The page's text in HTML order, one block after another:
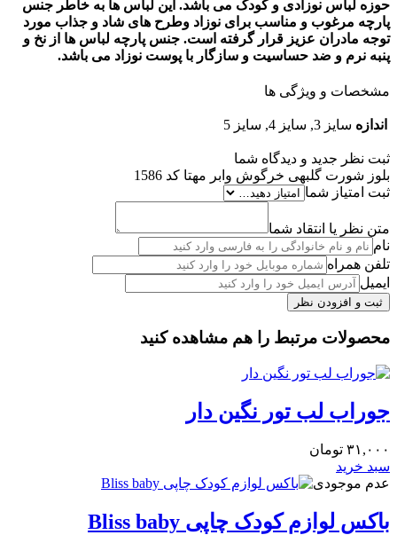
حوزه لباس نوزادی و کودک می باشد. این لباس ها به خاطر جنس
پارچه مرغوب و مناسب برای نوزاد وطرح های شاد و جذاب مورد
توجه مادران عزیز قرار گرفته است. جنس پارچه لباس ها از نخ و
پنبه نرم و ضد حساسیت و سازگار با پوست نوزاد می باشد.
مشخصات و ویژگی ها
اندازه سایز 3, سایز 4, سایز 5
ثبت نظر جدید و دیدگاه شما
بلوز شورت گلبهی خرگوش وابر مهتا کد 1586
ثبت امتیاز شما
متن نظر یا انتقاد شما
نام
تلفن همراه
ایمیل
محصولات مرتبط را هم مشاهده کنید
جوراب لب تور نگین دار
۳۱,۰۰۰ تومان
سبد خرید
عدم موجودی
باکس لوازم کودک چاپی Bliss baby